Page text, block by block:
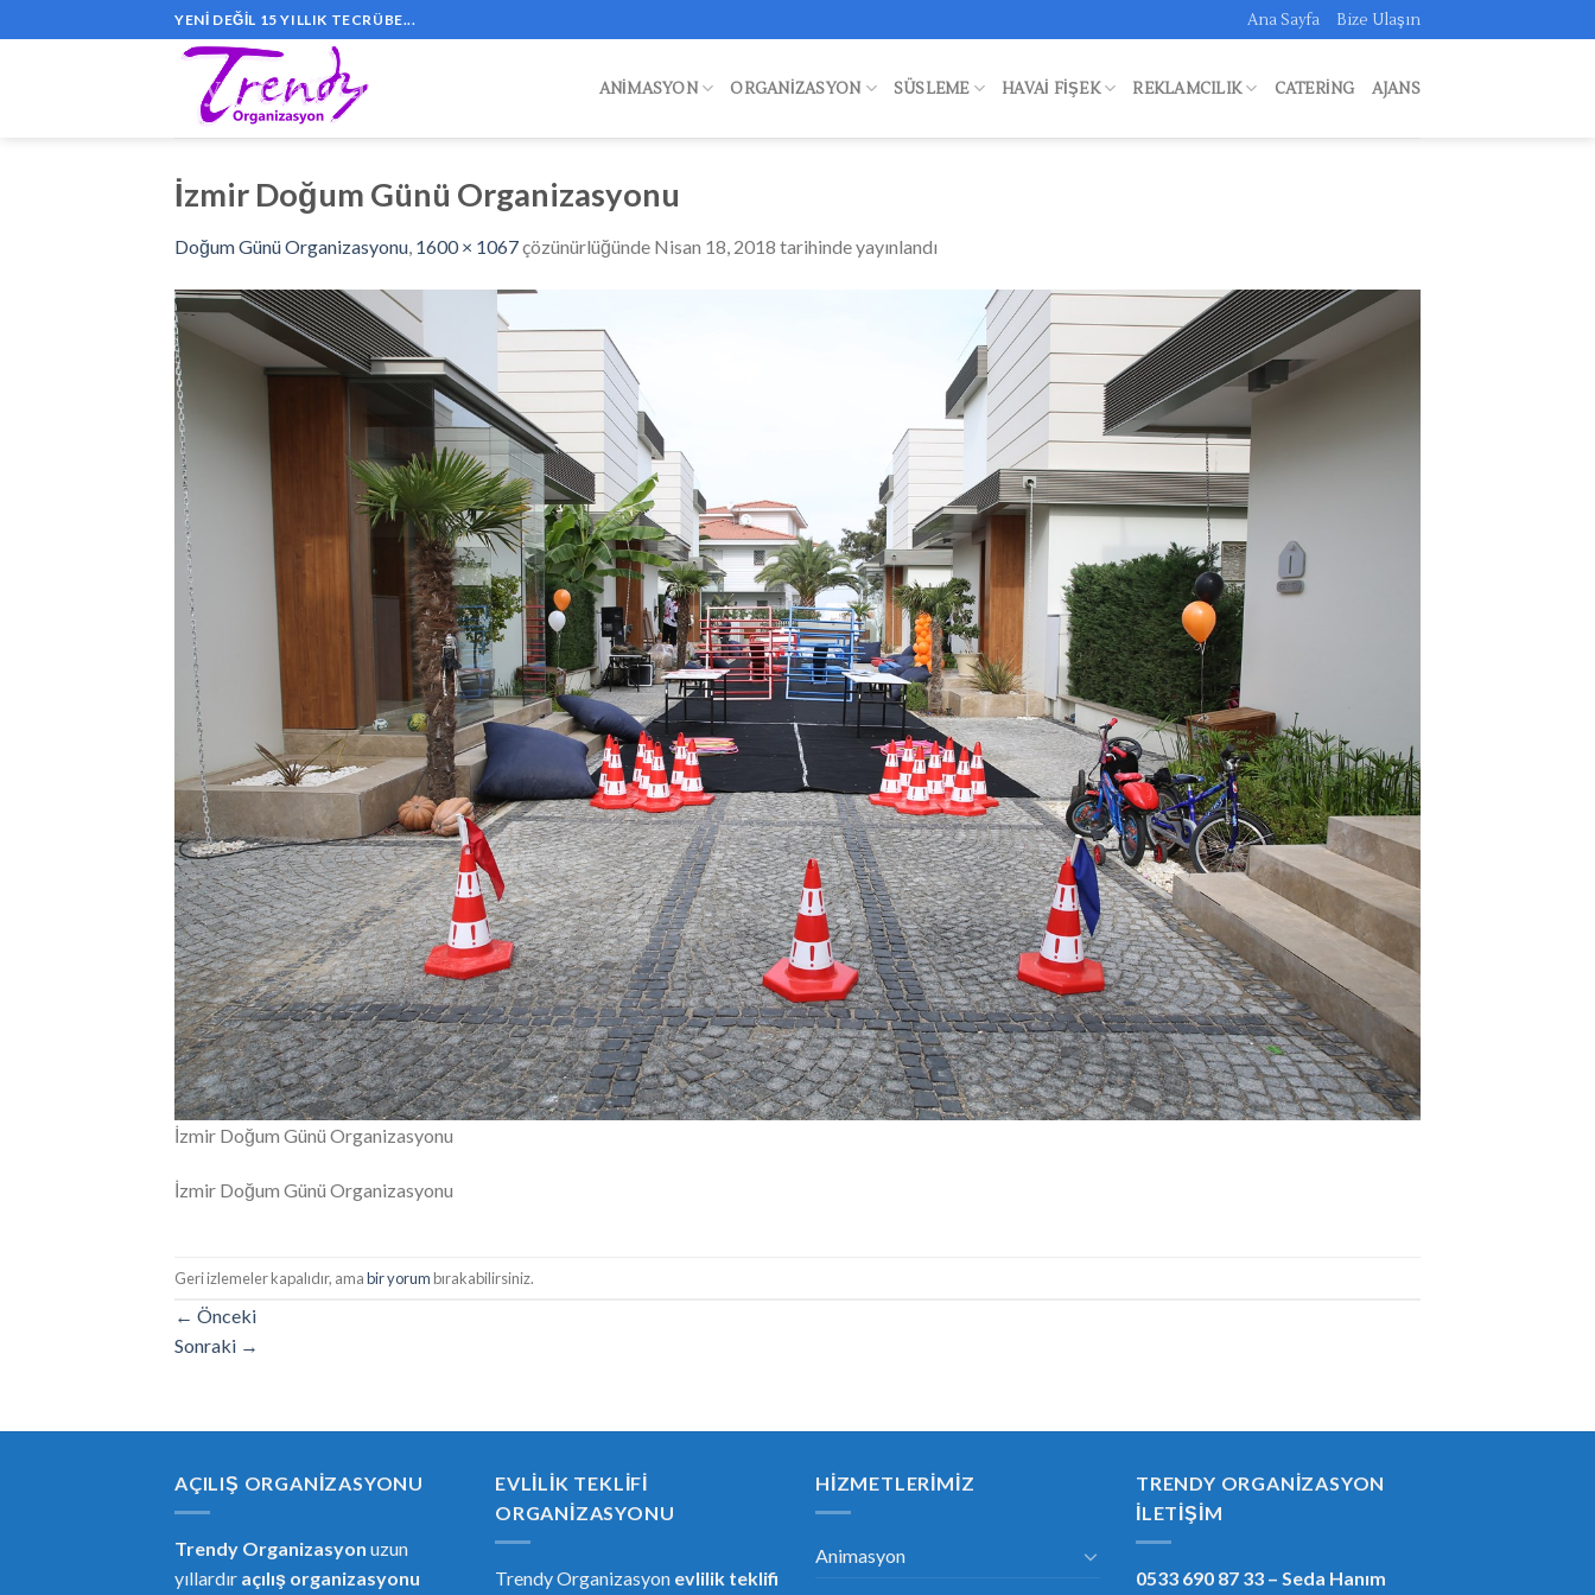
to
YENI DEĞIL 15 YILLIK TECRÜBE... Ana Sayfa Bize Ulaşın
ANIMASYON ORGANIZASYON SÜSLEME HAVAI FIŞEK REKLAMCILIK CATERING AJANS
İzmir Doğum Günü Organizasyonu
Doğum Günü Organizasyonu 1600 × 1067çözünürlüğünde Nisan 18, 2018 tarihinde yayınlandı
İzmir Doğum Günü Organizasyonu
İzmir Doğum Günü Organizasyonu
Geri izlemeler kapalıdır, amabir yorumbırakabilirsiniz.
← Önceki
Sonraki →
AÇILIŞ ORGANIZASYONU
Trendy Organizasyon uzun
yıllardır açılış organizasyonu
EVLILIK TEKLIFI
ORGANIZASYONU
Trendy Organizasyon evlilik teklifi
HIZMETLERIMIZ
Animasyon
TRENDY ORGANIZASYON
İLETIŞIM
0533 690 87 33 – Seda Hanım